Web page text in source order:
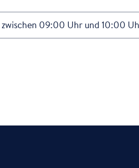
zwischen 09:00 Uhr und 10:00